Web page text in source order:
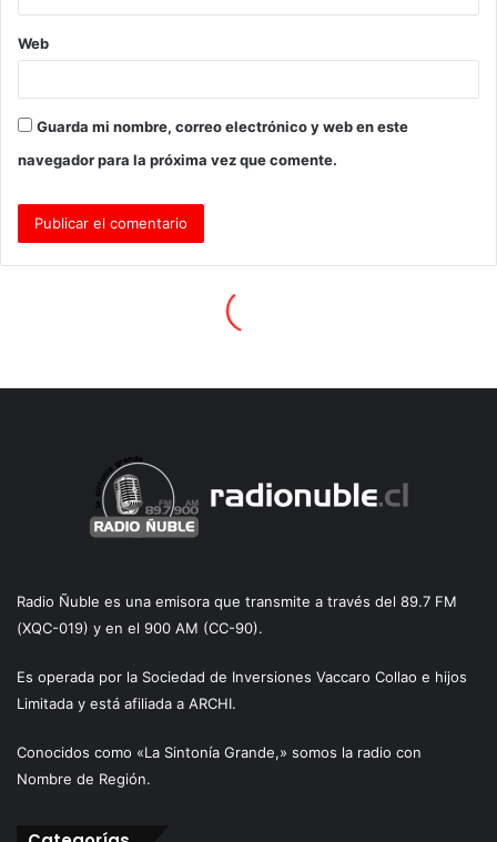
Radio Ñuble es una emisora que transmite a través del 89.7 FM
(XQC-019) y en el 900 AM (CC-90).
Es operada por la Sociedad de Inversiones Vaccaro Collao e hijos
Limitada y está afiliada a ARCHI.
Conocidos como «La Sintonía Grande,» somos la radio con
Nombre de Región.